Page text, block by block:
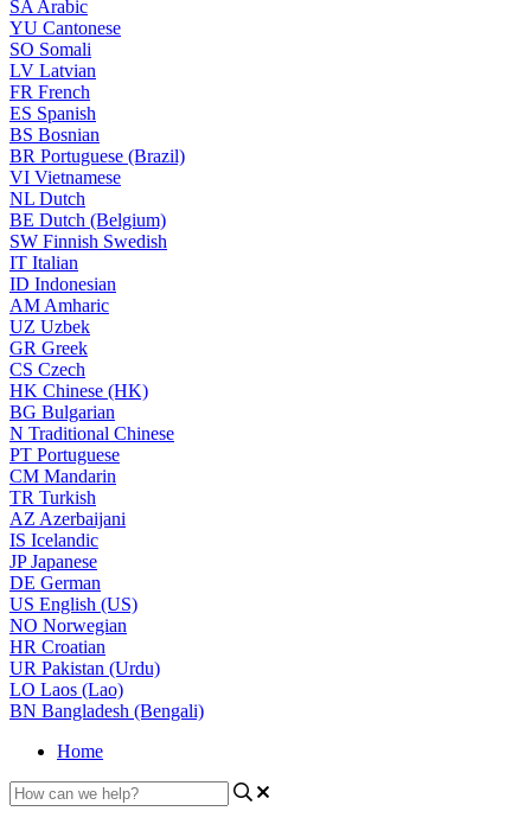
SA Arabic
YU Cantonese
SO Somali
LV Latvian
FR French
ES Spanish
BS Bosnian
BR Portuguese (Brazil)
VI Vietnamese
NL Dutch
BE Dutch (Belgium)
SW Finnish Swedish
IT Italian
ID Indonesian
AM Amharic
UZ Uzbek
GR Greek
CS Czech
HK Chinese (HK)
BG Bulgarian
N Traditional Chinese
PT Portuguese
CM Mandarin
TR Turkish
AZ Azerbaijani
IS Icelandic
JPJapanese
DE German
US English (US)
NO Norwegian
HR Croatian
UR Pakistan (Urdu)
LO Laos (Lao)
BN Bangladesh (Bengali)
Home